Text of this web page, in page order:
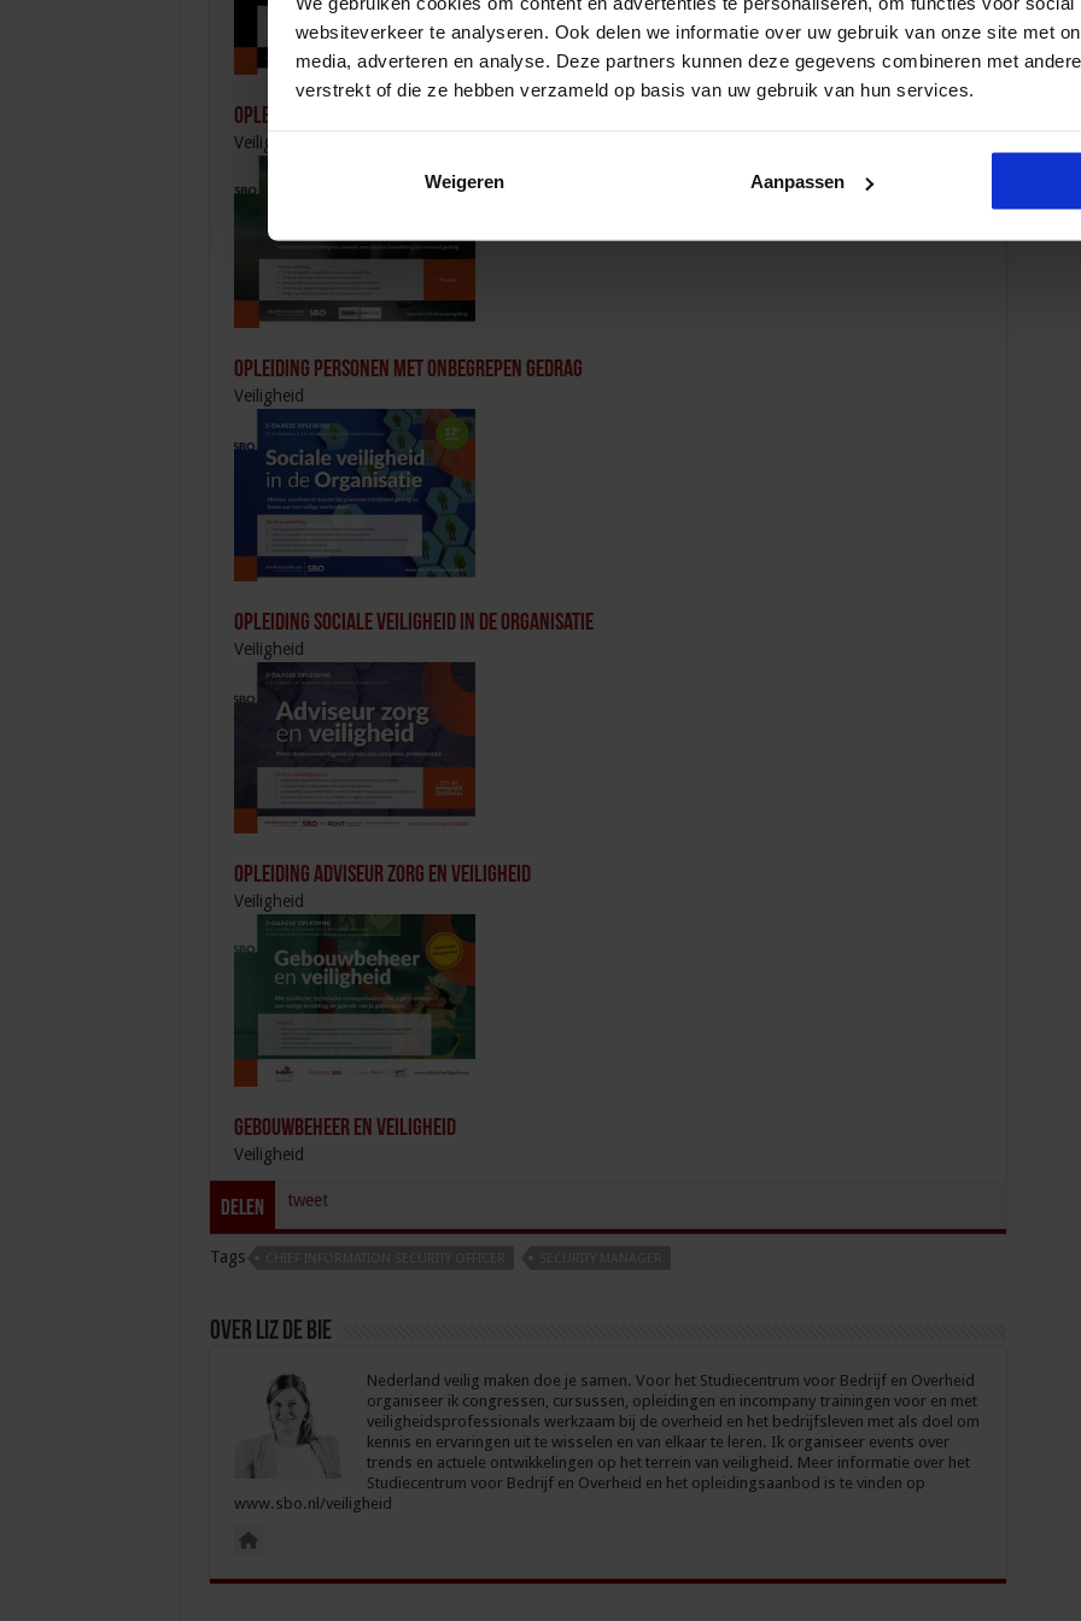
websiteverkeer te analyseren. Ook delen we informatie over uw gebruik van onze site met
media, adverteren en analyse. Deze partners kunnen deze gegevens combineren met
verstrekt of die ze hebben verzameld op basis van uw gebruik van hun services.
Weigeren Aanpassen
Opleiding Coördinator nazorg ex-gedetineerden
Veiligheid
Opleiding Personen met onbegrepen gedrag
Veiligheid
Opleiding Sociale Veiligheid in de Organisatie
Veiligheid
Opleiding Adviseur zorg en veiligheid
Veiligheid
Gebouwbeheer en veiligheid
Veiligheid
Delen tweet
Tags
Over Liz de Bie
Nederland veilig maken doe je samen. Voor het Studiecentrum voor Bedrijf en Overheid
organiseer ik congressen, cursussen, opleidingen en incompany trainingen voor en met
veiligheidsprofessionals werkzaam bij de overheid en het bedrijfsleven met als doel om
kennis en ervaringen uit te wisselen en van elkaar te leren. Ik organiseer events over
trends en actuele ontwikkelingen op het terrein van veiligheid. Meer informatie over het
Studiecentrum voor Bedrijf en Overheid en het opleidingsaanbod is te vinden op
www.sbo.nl/veiligheid